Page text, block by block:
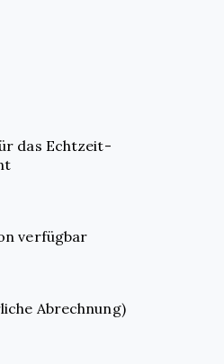
das Echtzeit-
verfügbar
Abrechnung)